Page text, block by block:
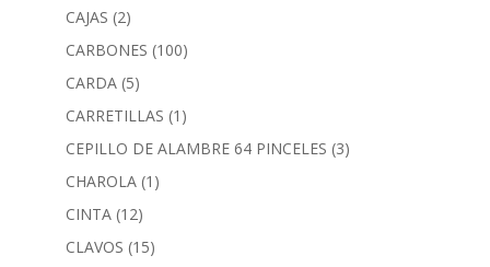
CAJAS (2)
CARBONES (100)
CARDA (5)
CARRETILLAS (1)
CEPILLO DE ALAMBRE 64 PINCELES (3)
CHAROLA (1)
CINTA (12)
CLAVOS (15)